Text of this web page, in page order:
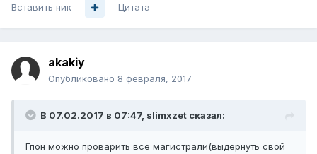
Вставить ник Цитата
akakiy
Опубликовано 8 февраля, 2017
В 07.02.2017 в 07:47, slimxzet сказал:
Гпон можно проварить все магистрали(выдернуть свой